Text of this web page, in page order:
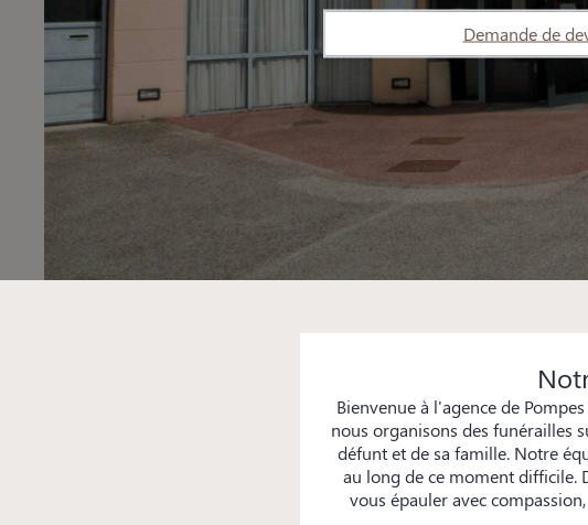
Demande de
Bienvenue à l'agence de
nous organisons des funérailles
défunt et de sa famille. Notre
au long de ce moment difficile.
vous épauler avec